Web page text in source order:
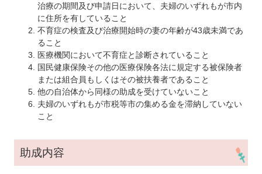
治療の期間及び申請日において、夫婦のいずれもが市内
に住所を有していること
不育症の検査及び治療開始時の妻の年齢が43歳未満であ
ること
医療機関において不育症と診断されていること
国民健康保険その他の医療保険各法に規定する被保険者
または組合員もしくはその被扶養者であること
他の自治体から同様の助成を受けていないこと
夫婦のいずれもが市税等市の集める金を滞納していない
こと
助成内容